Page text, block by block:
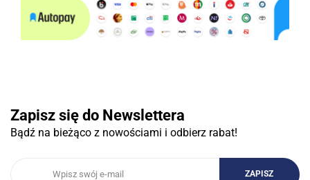
Zapisz się do Newslettera
Bądź na bieżąco z nowościami i odbierz rabat!